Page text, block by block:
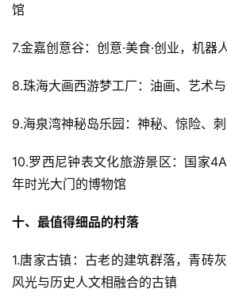
馆
7.金嘉创意谷：创意·美食·创业，机器
8.珠海大画西游梦工厂：油画、艺术
9.海泉湾神秘岛乐园：神秘、惊险、
10.罗西尼钟表文化旅游景区：国家
年时光大门的博物馆
十、最值得细品的村落
1.唐家古镇：古老的建筑群落，青砖
风光与历史人文相融合的古镇